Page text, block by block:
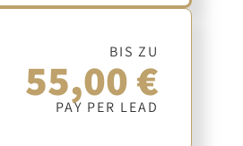
BIS ZU
55,00 €
PAY PER LEAD